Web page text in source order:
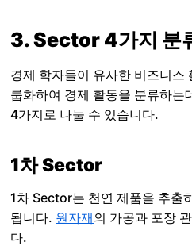
3. Sector 4가지 분
경제 학자들이 유사한 비즈니스
룹화하여 경제 활동을 분류하는
4가지로 나눌 수 있습니다.
1차 Sector
1차 Sector는 천연 제품을 추출
됩니다. 원자재의 가공과 포장
다.